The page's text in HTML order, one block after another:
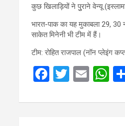
कुछ खिलाड़ियों ने पुुराने वेन्यू
भारत-पाक का यह मुकाबला 29,
साकेत मिनेनी भी टीम में हैं।
टीम: रोहित राजपाल (नॉन प्लेइंग
F
ce
T
tt
E
ail
W
at